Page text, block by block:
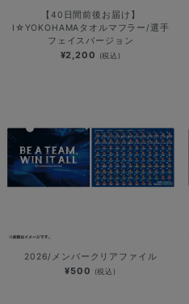
【40日間前後お届け】
I☆YOKOHAMAタオルマフラー/選手
フェイスバージョン
¥2,200 (税込)
2026/メンバークリアファイル
¥500 (税込)